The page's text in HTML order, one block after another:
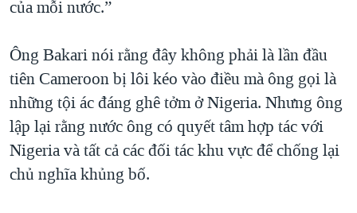
của mỗi nước.”
Ông Bakari nói rằng đây không phải là lần đầu
tiên Cameroon bị lôi kéo vào điều mà ông gọi là
những tội ác đáng ghê tởm ở Nigeria. Nhưng ông
lập lại rằng nước ông có quyết tâm hợp tác với
Nigeria và tất cả các đối tác khu vực để chống lại
chủ nghĩa khủng bố.